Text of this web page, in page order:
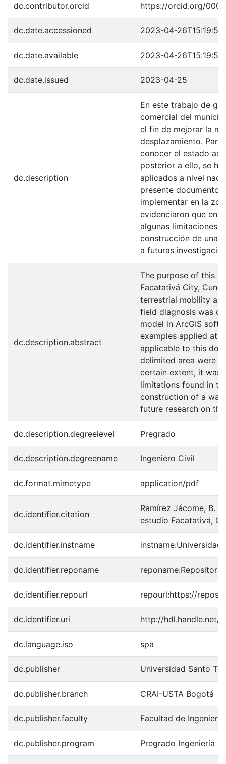
dc.contributor.orcid https://orcid.org/
dc.date.accessioned 2023-04-
dc.date.available 2023-04-
dc.date.issued 2023-04-25
dc.description
En este trabajo de
comercial del
el fin de mejorar la
desplazamiento.
conocer el estado
posterior a ello, se
aplicados a nivel
presente documento,
implementar en la
evidenciaron que en
algunas limitaciones
construcción de una
a futuras
dc.description.abstract
The purpose of this
Facatativá City,
terrestrial mobility
field diagnosis was
model in ArcGIS
examples applied at
applicable to this
delimited area were
certain extent, it was
limitations found in
construction of a
future research on
dc.description.degreelevel Pregrado
dc.description.degreename Ingeniero Civil
dc.format.mimetype application/pdf
dc.identifier.citation
Ramírez Jácome, B.
estudio Facatativá,
dc.identifier.instname instname:Universidad
dc.identifier.reponame
dc.identifier.repourl repourl:https://
dc.identifier.uri http://hdl.handle.net/
dc.language.iso spa
dc.publisher Universidad Santo
dc.publisher.branch CRAI-USTA Bogotá
dc.publisher.faculty Facultad de
dc.publisher.program Pregrado Ingeniería